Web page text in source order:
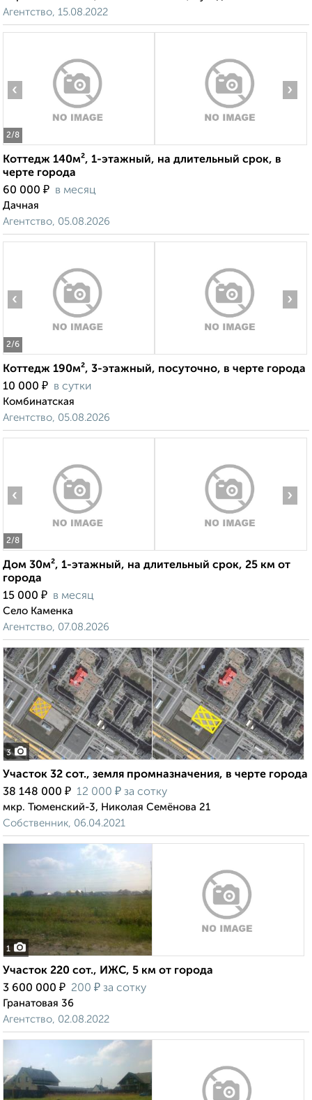
Агентство, 15.08.2022
2/8
‹ ›
Коттедж 140м², 1-этажный, на длительный срок, в
черте города
60 000 ₽ в месяц
Дачная
Агентство, 05.08.2026
2/6
‹ ›
Коттедж 190м², 3-этажный, посуточно, в черте города
10 000 ₽ в сутки
Комбинатская
Агентство, 05.08.2026
2/8
‹ ›
Дом 30м², 1-этажный, на длительный срок, 25 км от
города
15 000 ₽ в месяц
Село Каменка
Агентство, 07.08.2026
3
Участок 32 сот., земля промназначения, в черте города
38 148 000 ₽ 12 000 ₽ за сотку
мкр. Тюменский-3, Николая Семёнова 21
Собственник, 06.04.2021
1
Участок 220 сот., ИЖС, 5 км от города
3 600 000 ₽ 200 ₽ за сотку
Гранатовая 36
Агентство, 02.08.2022